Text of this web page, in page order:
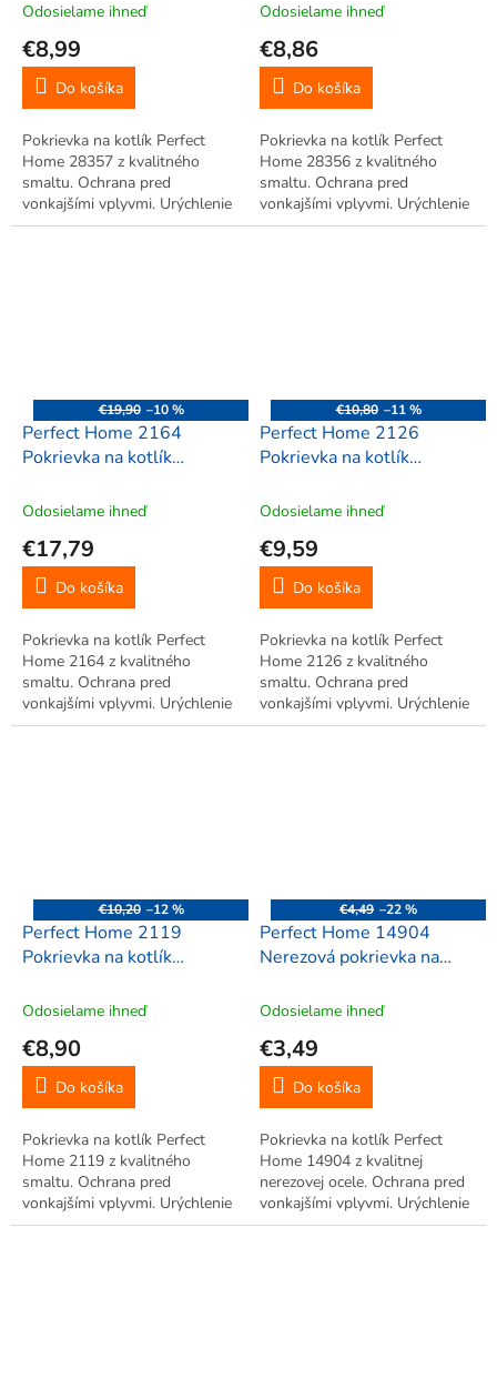
Odosielame ihneď
€8,99
Do košíka
Pokrievka na kotlík Perfect
Home 28357 z kvalitného
smaltu. Ochrana pred
vonkajšími vplyvmi. Urýchlenie
procesu varenia.
Odosielame ihneď
€8,86
Do košíka
Pokrievka na kotlík Perfect
Home 28356 z kvalitného
smaltu. Ochrana pred
vonkajšími vplyvmi. Urýchlenie
procesu varenia.
€19,90 –10 %
Perfect Home 2164
Pokrievka na kotlík
Odosielame ihneď
€17,79
Do košíka
Pokrievka na kotlík Perfect
Home 2164 z kvalitného
smaltu. Ochrana pred
vonkajšími vplyvmi. Urýchlenie
procesu varenia.
€10,80 –11 %
Perfect Home 2126
Pokrievka na kotlík
Odosielame ihneď
€9,59
Do košíka
Pokrievka na kotlík Perfect
Home 2126 z kvalitného
smaltu. Ochrana pred
vonkajšími vplyvmi. Urýchlenie
procesu varenia.
€10,20 –12 %
Perfect Home 2119
Pokrievka na kotlík
Odosielame ihneď
€8,90
Do košíka
Pokrievka na kotlík Perfect
Home 2119 z kvalitného
smaltu. Ochrana pred
vonkajšími vplyvmi. Urýchlenie
procesu varenia.
€4,49 –22 %
Perfect Home 14904
Nerezová pokrievka na
Odosielame ihneď
€3,49
Do košíka
Pokrievka na kotlík Perfect
Home 14904 z kvalitnej
nerezovej ocele. Ochrana pred
vonkajšími vplyvmi. Urýchlenie
procesu varenia.